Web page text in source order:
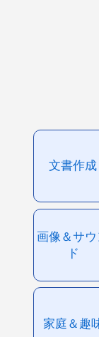
文書作成
画像＆サウ
ド
家庭＆趣